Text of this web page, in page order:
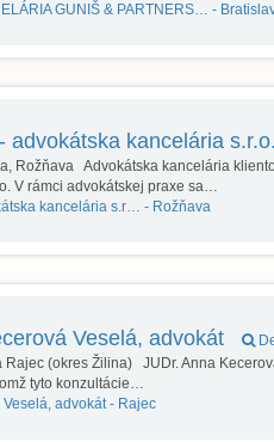
GUNIŠ & PARTNERS… -
advokátska kancelária
Rožňava Advokátska kancelária
V rámci advokátskej praxe sa…
kancelária s.r… - Rožňava
Veselá, advokát
Rajec (okres Žilina) JUDr. Anna
tyto konzultácie…
advokát - Rajec